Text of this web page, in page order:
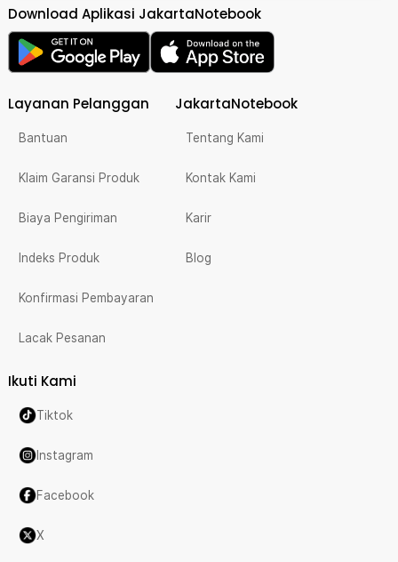
Download Aplikasi JakartaNotebook
Layanan Pelanggan
Bantuan
Klaim Garansi Produk
Biaya Pengiriman
Indeks Produk
Konfirmasi Pembayaran
Lacak Pesanan
JakartaNotebook
Tentang Kami
Kontak Kami
Karir
Blog
Ikuti Kami
Tiktok
Instagram
Facebook
X